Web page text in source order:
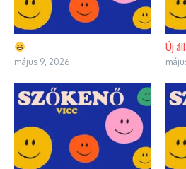
május 9, 2026
Új